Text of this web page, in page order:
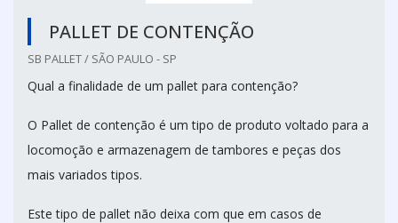
PALLET DE CONTENÇÃO
SB PALLET / SÃO PAULO - SP
Qual a finalidade de um pallet para contenção?
O Pallet de contenção é um tipo de produto voltado para a
locomoção e armazenagem de tambores e peças dos
mais variados tipos.
Este tipo de pallet não deixa com que em casos de